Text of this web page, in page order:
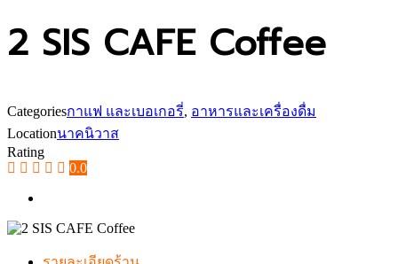
2 SIS CAFE Coffee
Categoriesกาแฟ และเบอเกอรี่, อาหารและเครื่องดื่ม
Locationนาคนิวาส
Rating
0.0